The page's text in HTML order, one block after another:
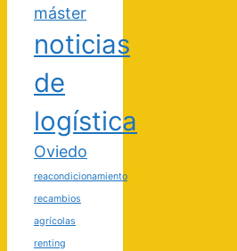
máster
noticias
de
logística
Oviedo
reacondicionamiento
recambios
agrícolas
renting